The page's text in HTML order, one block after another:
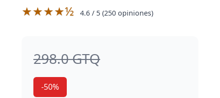
★★★★½ 4.6 / 5 (250 opiniones)
298.0 GTQ
-50%